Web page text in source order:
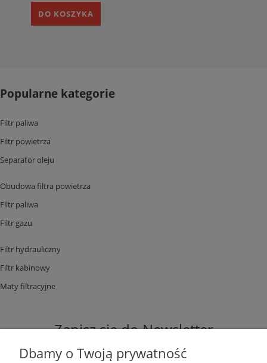
DO KOSZYKA
Popularne kategorie
Filtr paliwa
Filtr powietrza
Separator oleju
Obudowa filtra powietrza
Filtr paliwa
Filtr gazu
Filtr hydrauliczny
Filtr kabinowy
Maty filtracyjne
Zapisz się do Newsletter
Dbamy o Twoją prywatność